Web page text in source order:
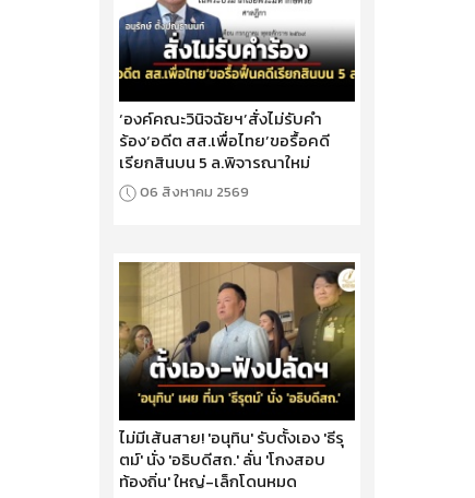
‘องค์คณะวินิจฉัยฯ’สั่งไม่รับคำ
ร้อง‘อดีต สส.เพื่อไทย’ขอรื้อคดี
เรียกสินบน 5 ล.พิจารณาใหม่
06 สิงหาคม 2569
ไม่มีเส้นสาย! 'อนุทิน' รับตั้งเอง 'ธีรุ
ตม์' นั่ง 'อธิบดีสถ.' ลั่น 'โกงสอบ
ท้องถิ่น' ใหญ่-เล็กโดนหมด